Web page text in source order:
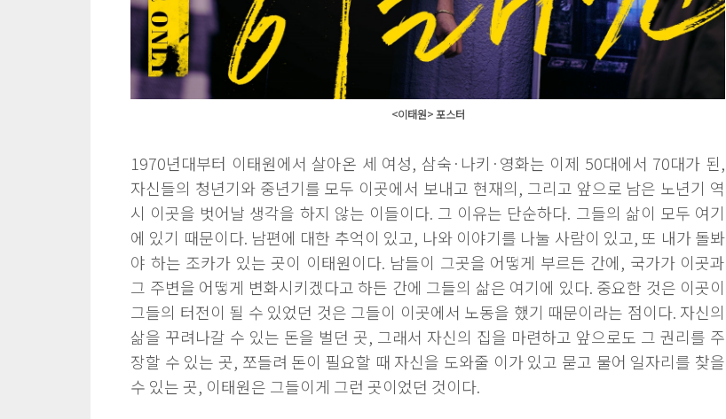
<이태원> 포스터
1970년대부터 이태원에서 살아온 세 여성, 삼숙·나키·영화는 이제 50대에서 70대가 된,
자신들의 청년기와 중년기를 모두 이곳에서 보내고 현재의, 그리고 앞으로 남은 노년기 역
시 이곳을 벗어날 생각을 하지 않는 이들이다. 그 이유는 단순하다. 그들의 삶이 모두 여기
에 있기 때문이다. 남편에 대한 추억이 있고, 나와 이야기를 나눌 사람이 있고, 또 내가 돌봐
야 하는 조카가 있는 곳이 이태원이다. 남들이 그곳을 어떻게 부르든 간에, 국가가 이곳과
그 주변을 어떻게 변화시키겠다고 하든 간에 그들의 삶은 여기에 있다. 중요한 것은 이곳이
그들의 터전이 될 수 있었던 것은 그들이 이곳에서 노동을 했기 때문이라는 점이다. 자신의
삶을 꾸려나갈 수 있는 돈을 벌던 곳, 그래서 자신의 집을 마련하고 앞으로도 그 권리를 주
장할 수 있는 곳, 쪼들려 돈이 필요할 때 자신을 도와줄 이가 있고 묻고 물어 일자리를 찾을
수 있는 곳, 이태원은 그들이게 그런 곳이었던 것이다.